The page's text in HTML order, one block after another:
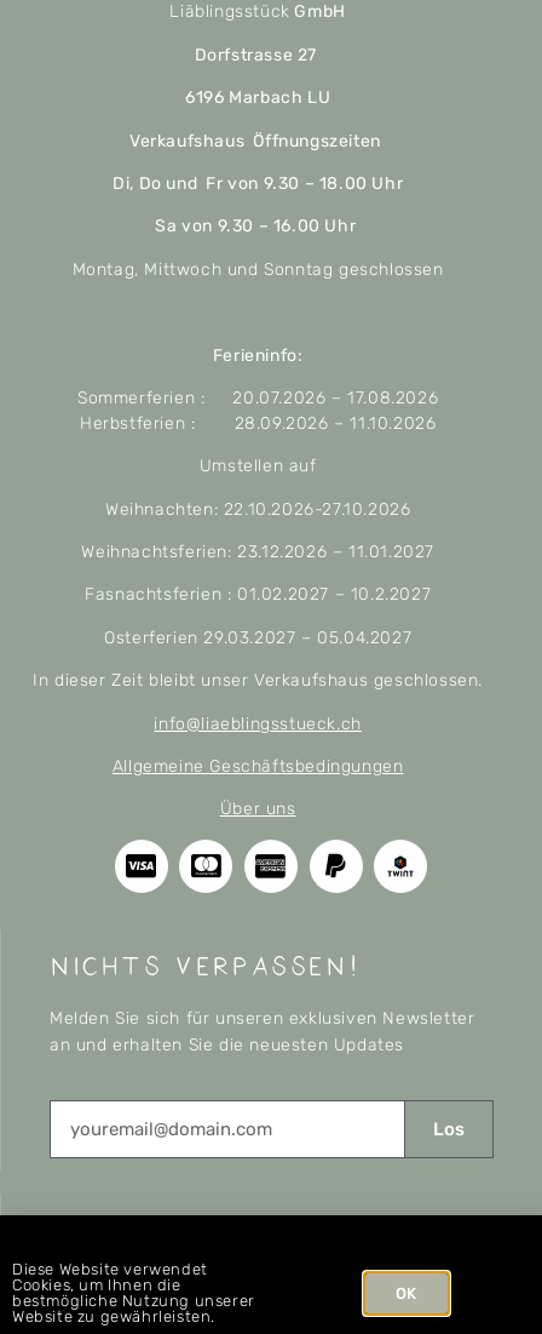
Liäblingsstück GmbH
Dorfstrasse 27
6196 Marbach LU
Verkaufshaus Öffnungszeiten
Di, Do und Fr von 9.30 – 18.00 Uhr
Sa von 9.30 – 16.00 Uhr
Montag, Mittwoch und Sonntag geschlossen
Ferieninfo:
Sommerferien : 20.07.2026 – 17.08.2026
Herbstferien : 28.09.2026 – 11.10.2026
Umstellen auf
Weihnachten: 22.10.2026-27.10.2026
Weihnachtsferien: 23.12.2026 – 11.01.2027
Fasnachtsferien : 01.02.2027 – 10.2.2027
Osterferien 29.03.2027 – 05.04.2027
In dieser Zeit bleibt unser Verkaufshaus geschlossen.
info@liaeblingsstueck.ch
Allgemeine Geschäftsbedingungen
Über uns
nichts verpassen!
Melden Sie sich für unseren exklusiven Newsletter
an und erhalten Sie die neuesten Updates
Los
CONNECT
Diese Website verwendet
Cookies, um Ihnen die
bestmögliche Nutzung unserer
Website zu gewährleisten.
OK